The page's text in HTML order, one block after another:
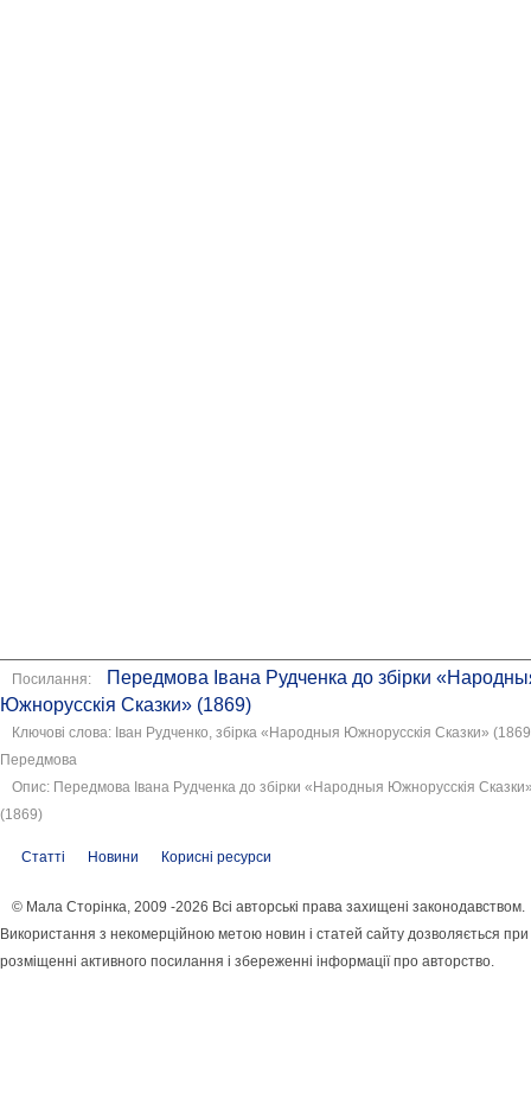
Посилання:
Передмова Івана Рудченка до збірки
Южнорусскія Сказки» (1869)
Ключові слова: Іван Рудченко, збірка «Народныя Южнорусскія Сказки»
Передмова
Опис: Передмова Івана Рудченка до збірки «Народныя Южнорусскія
(1869)
Статті Новини Корисні ресурси
© Мала Сторінка, 2009 -2026 Всі авторські права захищені законодавством.
Використання з некомерційною метою новин і статей сайту дозволяється при
розміщенні активного посилання і збереженні інформації про авторство.